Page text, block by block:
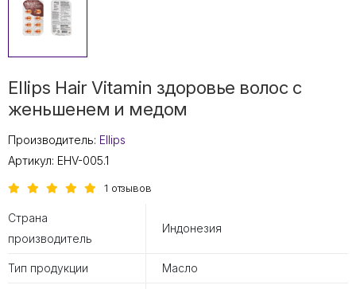
Ellips Hair Vitamin здоровье волос с
женьшенем и медом
Производитель: Ellips
Артикул: EHV-005.1
1 отзывов
Страна
производитель
Индонезия
Тип продукции Масло